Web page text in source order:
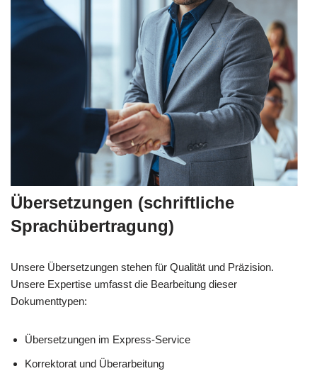
Übersetzungen (schriftliche
Sprachübertragung)
Unsere Übersetzungen stehen für Qualität und Präzision.
Unsere Expertise umfasst die Bearbeitung dieser
Dokumenttypen:
Übersetzungen im Express-Service
Korrektorat und Überarbeitung